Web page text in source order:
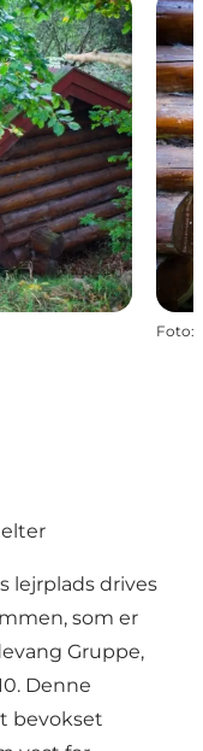
Foto:
lejrplads drives
som er
Gruppe,
Denne
bevokset